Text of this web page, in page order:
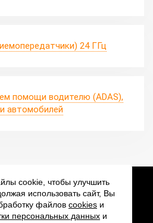
24 ГГц
помощи водителю (ADAS),
автомобилей
«ПКК Миландр»
соцсетях:
cookie, чтобы улучшить
использовать сайт, Вы
файлов cookies и
персональных данных и